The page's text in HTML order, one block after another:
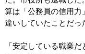
算は「公務員の信用力
違いしていたことだっ
「安定している職業